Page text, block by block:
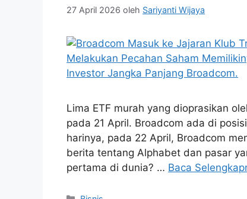
27 April 2026 oleh Sariyanti Wijaya
Lima ETF murah yang dioprasikan
pada 21 April. Broadcom ada di
harinya, pada 22 April, Broadcom
berita tentang Alphabet dan pasar
pertama di dunia? … Baca